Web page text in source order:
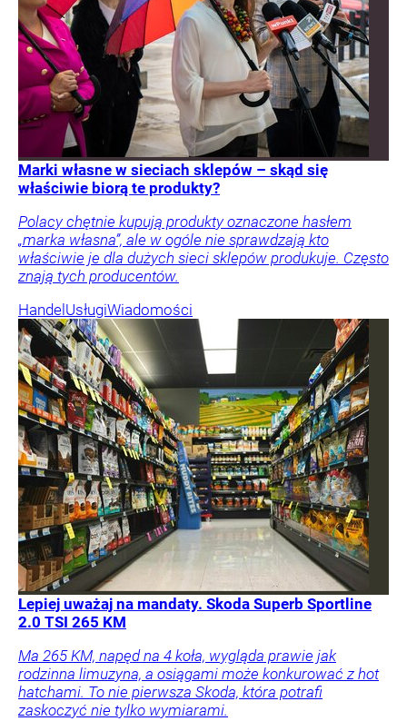
Marki własne w sieciach sklepów – skąd się
właściwie biorą te produkty?
Polacy chętnie kupują produkty oznaczone hasłem
„marka własna”, ale w ogóle nie sprawdzają kto
właściwie je dla dużych sieci sklepów produkuje. Często
znają tych producentów.
Handel UsługiWiadomości
Lepiej uważaj na mandaty. Skoda Superb Sportline
2.0 TSI 265 KM
Ma 265 KM, napęd na 4 koła, wygląda prawie jak
rodzinna limuzyna, a osiągami może konkurować z hot
hatchami. To nie pierwsza Skoda, która potrafi
zaskoczyć nie tylko wymiarami.